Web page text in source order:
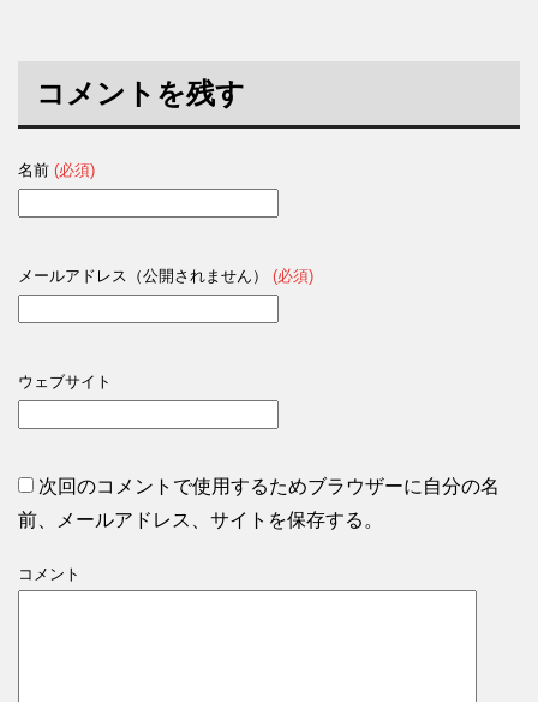
コメントを残す
名前 (必須)
メールアドレス（公開されません） (必須)
ウェブサイト
次回のコメントで使用するためブラウザーに自分の名
前、メールアドレス、サイトを保存する。
コメント